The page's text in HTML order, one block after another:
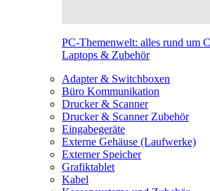
PC-Themenwelt: alles rund um
Laptops & Zubehör
Adapter & Switchboxen
Büro Kommunikation
Drucker & Scanner
Drucker & Scanner Zubehör
Eingabegeräte
Externe Gehäuse (Laufwerke)
Externer Speicher
Grafiktablet
Kabel